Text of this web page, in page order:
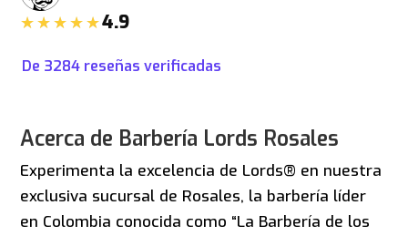
4.9
De 3284 reseñas verificadas
Acerca de Barbería Lords Rosales
Experimenta la excelencia de Lords® en nuestra
exclusiva sucursal de Rosales, la barbería líder
en Colombia conocida como “La Barbería de los